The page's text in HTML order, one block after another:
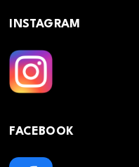
INSTAGRAM
FACEBOOK